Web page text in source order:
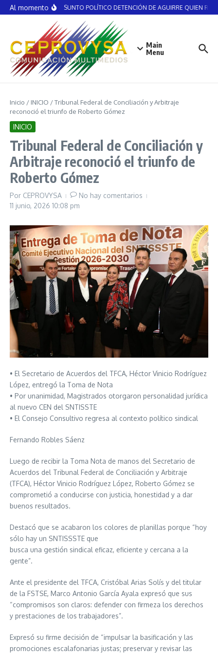
Saltar al contenido
Al momentoNO ES ASUNTO POLÍTICO DETENCIÓN DE AGUIRRE QUIEN
Main
Menu
Inicio / INICIO /Tribunal Federal de Conciliación y Arbitraje
reconoció el triunfo de Roberto Gómez
INICIO
Tribunal Federal de Conciliación y
Arbitraje reconoció el triunfo de
Roberto Gómez
Por CEPROVYSA
No hay comentarios
11 junio, 2026 10:08 pm
• El Secretario de Acuerdos del TFCA, Héctor Vinicio Rodríguez
López, entregó la Toma de Nota
• Por unanimidad, Magistrados otorgaron personalidad jurídica
al nuevo CEN del SNTISSTE
• El Consejo Consultivo regresa al contexto político sindical
Fernando Robles Sáenz
Luego de recibir la Toma Nota de manos del Secretario de
Acuerdos del Tribunal Federal de Conciliación y Arbitraje
(TFCA), Héctor Vinicio Rodríguez López, Roberto Gómez se
comprometió a conducirse con justicia, honestidad y a dar
buenos resultados.
Destacó que se acabaron los colores de planillas porque “hoy
sólo hay un SNTISSSTE que
busca una gestión sindical eficaz, eficiente y cercana a la
gente”.
Ante el presidente del TFCA, Cristóbal Arias Solís y del titular
de la FSTSE, Marco Antonio García Ayala expresó que sus
“compromisos son claros: defender con firmeza los derechos
y prestaciones de los trabajadores”.
Expresó su firme decisión de “impulsar la basificación y las
promociones escalafonarias justas; preservar y revisar las